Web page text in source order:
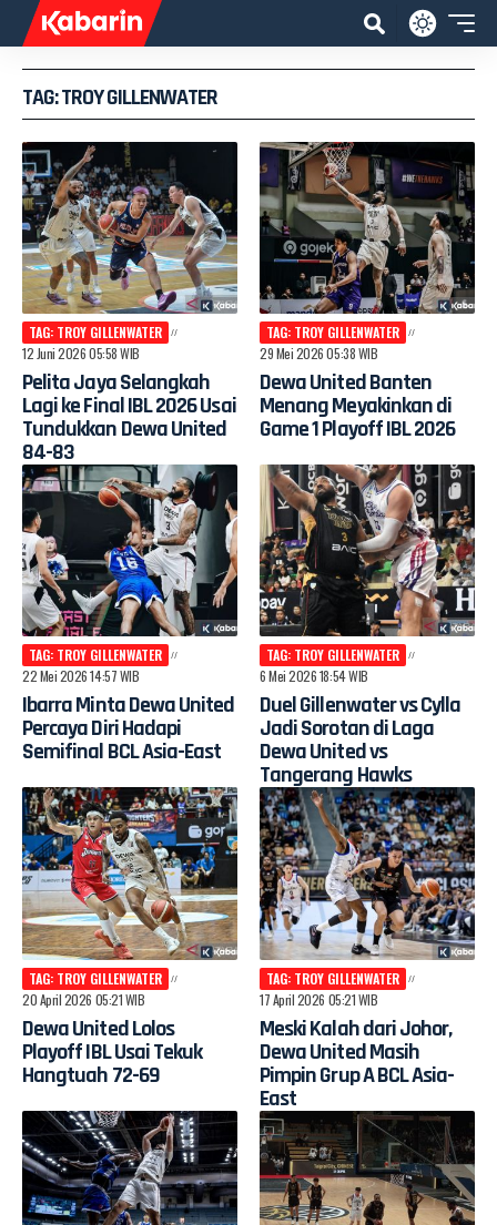
TAG: TROY GILLENWATER
TAG: TROY GILLENWATER
12 Juni 2026 05:58 WIB
Pelita Jaya Selangkah
Lagi ke Final IBL 2026 Usai
Tundukkan Dewa United
84-83
TAG: TROY GILLENWATER
29 Mei 2026 05:38 WIB
Dewa United Banten
Menang Meyakinkan di
Game 1 Playoff IBL 2026
TAG: TROY GILLENWATER
22 Mei 2026 14:57 WIB
Ibarra Minta Dewa United
Percaya Diri Hadapi
Semifinal BCL Asia-East
TAG: TROY GILLENWATER
6 Mei 2026 18:54 WIB
Duel Gillenwater vs Cylla
Jadi Sorotan di Laga
Dewa United vs
Tangerang Hawks
TAG: TROY GILLENWATER
20 April 2026 05:21 WIB
Dewa United Lolos
Playoff IBL Usai Tekuk
Hangtuah 72-69
TAG: TROY GILLENWATER
17 April 2026 05:21 WIB
Meski Kalah dari Johor,
Dewa United Masih
Pimpin Grup A BCL Asia-
East